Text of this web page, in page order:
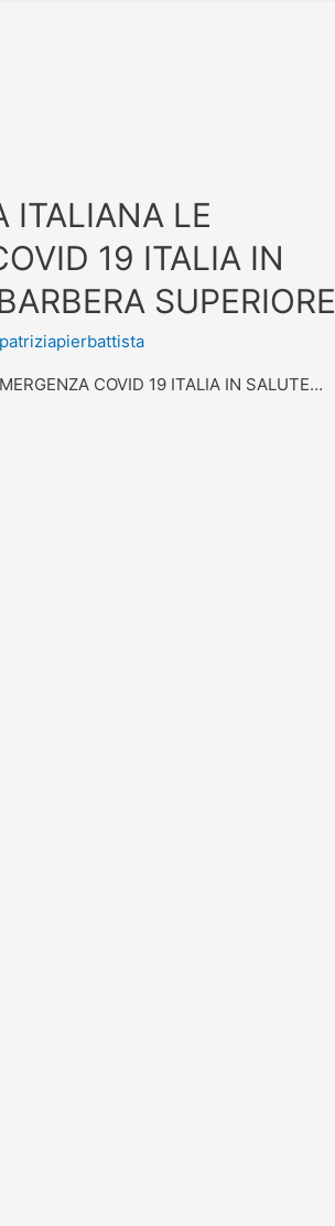
ITALIANA LE
19 ITALIA IN
SUPERIORE
patriziapierbattista
COVID 19 ITALIA IN SALUTE…